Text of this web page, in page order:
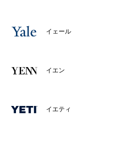
イェール
イエン
イエティ